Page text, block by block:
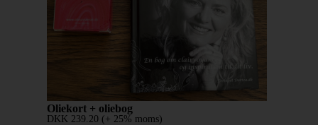
Oliekort + oliebog
DKK 239.20 (+ 25% moms)